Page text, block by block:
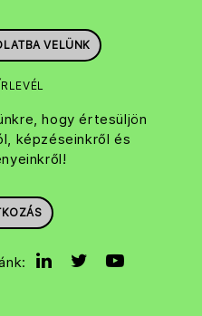
VELÜNK
hogy értesüljön
képzéseinkről és